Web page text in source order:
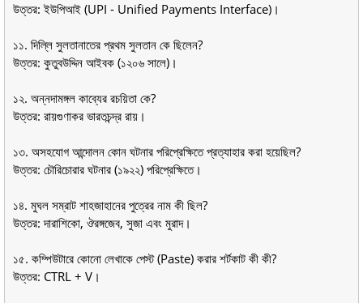
উত্তর: ইউপিআই (UPI - Unified Payments Interface)।
১১. দিল্লি সুলতানাতের প্রথম সুলতান কে ছিলেন?
উত্তর: কুতুবউদ্দিন আইবক (১২০৬ সালে)।
১২. অন্নদামঙ্গল কাব্যের রচয়িতা কে?
উত্তর: রায়গুণাকর ভারতচন্দ্র রায়।
১৩. অসহযোগ আন্দোলন কোন ঘটনার পরিপ্রেক্ষিতে প্রত্যাহার করা হয়েছিল?
উত্তর: চৌরিচোরার ঘটনার (১৯২২) পরিপ্রেক্ষিতে।
১৪. মুঘল সম্রাট শাহজাহানের পুত্রের নাম কী ছিল?
উত্তর: দারাশিকো, ঔরঙ্গজেব, সুজা এবং মুরাদ।
১৫. কম্পিউটারে কোনো লেখাকে পেস্ট (Paste) করার শর্টকাট কী কী?
উত্তর: CTRL + V।